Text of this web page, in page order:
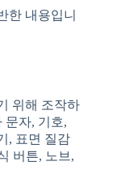
한 내용입니
위해 조작하
문자, 기호,
, 표면 질감
버튼, 노브,